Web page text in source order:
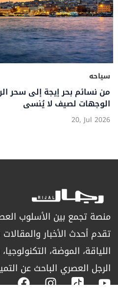
سياحه
من نسائم بحر إيجة إلى سحر
الوجهات لصيف لا يُنسى
20, Jul 2026
منصة تجمع بين الأسلوب
تقدم أحدث الأخبار
اللياقة، الموضة،
الرجل العصري الباحث عن